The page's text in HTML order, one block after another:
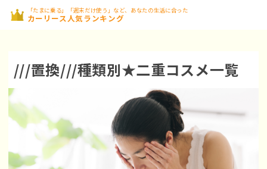
「たまに乗る」「週末だけ使う」など、あなたの生活に合った
カーリース人気ランキング
///置換///種類別★二重コスメ一覧